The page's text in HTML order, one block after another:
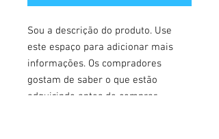
Sou a descrição do produto. Use
este espaço para adicionar mais
informações. Os compradores
gostam de saber o que estão
adquirindo antes de comprar.